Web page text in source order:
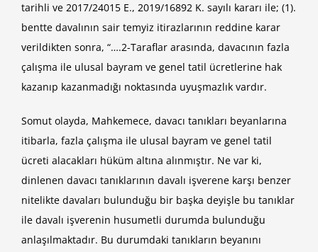
tarihli ve 2017/24015 E., 2019/16892 K. sayılı kararı ile; (1).
bentte davalının sair temyiz itirazlarının reddine karar
verildikten sonra, “….2-Taraflar arasında, davacının fazla
çalışma ile ulusal bayram ve genel tatil ücretlerine hak
kazanıp kazanmadığı noktasında uyuşmazlık vardır.
Somut olayda, Mahkemece, davacı tanıkları beyanlarına
itibarla, fazla çalışma ile ulusal bayram ve genel tatil
ücreti alacakları hüküm altına alınmıştır. Ne var ki,
dinlenen davacı tanıklarının davalı işverene karşı benzer
nitelikte davaları bulunduğu bir başka deyişle bu tanıklar
ile davalı işverenin husumetli durumda bulunduğu
anlaşılmaktadır. Bu durumdaki tanıkların beyanını